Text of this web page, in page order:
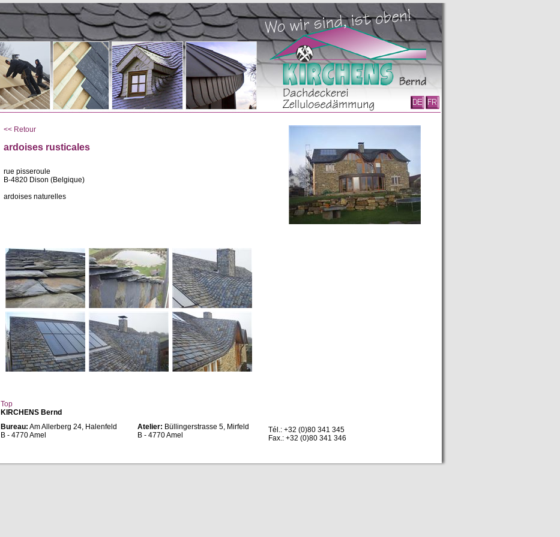
<< Retour
ardoises rusticales
rue pisseroule
B-4820 Dison (Belgique)
ardoises naturelles
Top
KIRCHENS Bernd
Bureau: Am Allerberg 24, Halenfeld
B - 4770 Amel
Atelier: Büllingerstrasse 5, Mirfeld
B - 4770 Amel
Tél.: +32 (0)80 341 345
Fax.: +32 (0)80 341 346